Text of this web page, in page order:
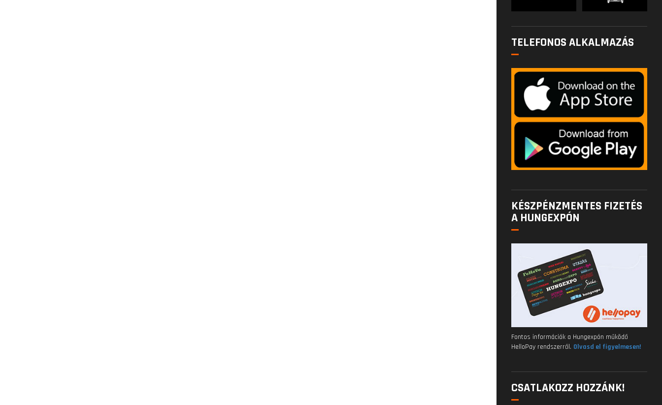
TELEFONOS ALKALMAZÁS
KÉSZPÉNZMENTES FIZETÉS
A HUNGEXPÓN
Fontos információk a Hungexpón működő
HelloPay rendszerről. Olvasd el figyelmesen!
CSATLAKOZZ HOZZÁNK!